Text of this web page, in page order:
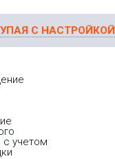
С НАСТРОЙКОЙ
с учетом